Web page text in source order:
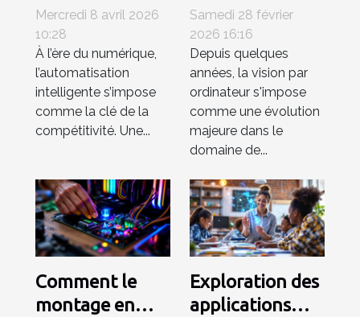
processus
professionnels
avec une
plateforme d'IA
intégrée ?
Mercredi 8 avril 2026
10:28
À l’ère du numérique,
l’automatisation
intelligente s’impose
comme la clé de la
compétitivité. Une...
ordinateur
révolutionne-t-
elle l'analyse
d'images ?
Samedi 28 février
2026 16:16
Depuis quelques
années, la vision par
ordinateur s'impose
comme une évolution
majeure dans le
domaine de...
Comment le
montage en
Exploration des
applications